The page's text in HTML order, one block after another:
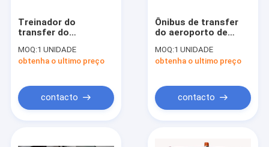
Treinador do
transfer do
Cummins Engine do
aço de liga com
MOQ:1 UNIDADE
obtenha o ultimo preço
contacto
Ônibus de transfer
do aeroporto de
corpo 24, ônibus do
motor diesel de 4
MOQ:1 UNIDADE
obtenha o ultimo preço
contacto